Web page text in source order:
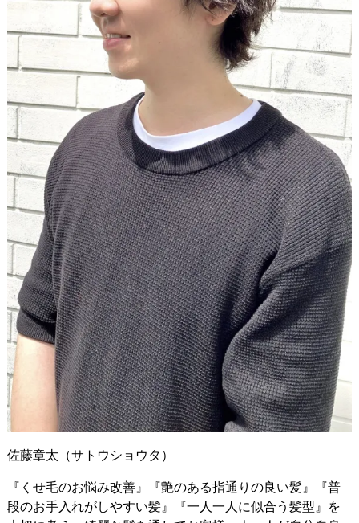
佐藤章太（サトウショウタ）
『くせ毛のお悩み改善』『艶のある指通りの良い髪』『普
段のお手入れがしやすい髪』『一人一人に似合う髪型』を